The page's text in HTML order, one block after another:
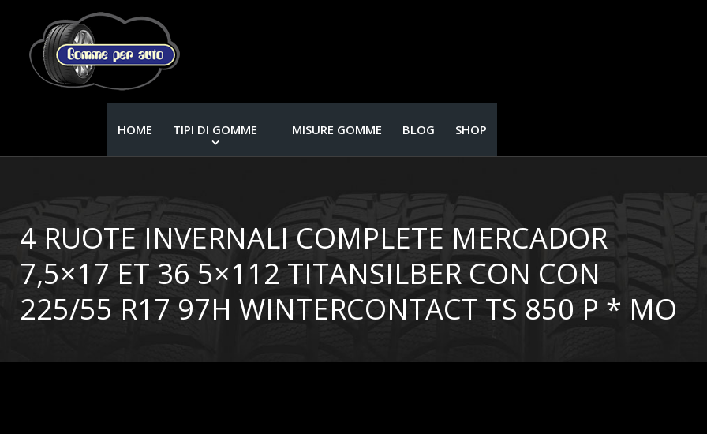
HOME TIPI DI GOMME MISURE GOMME BLOG SHOP
4 RUOTE INVERNALI COMPLETE MERCADOR
7,5×17 ET 36 5×112 TITANSILBER CON CON
225/55 R17 97H WINTERCONTACT TS 850 P * MO